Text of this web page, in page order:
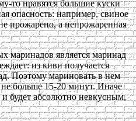
то нравятся большие куски
опасность: например, свиное
прожарено, а непрожаренная
маринадов является маринад
из киви получается
Поэтому мариновать в нем
больше 15-20 минут. Иначе
будет абсолютно невкусным,